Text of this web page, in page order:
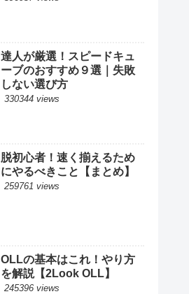
達人が厳選！スピードキュ
ーブのおすすめ９選｜失敗
しない選び方
330344 views
脱初心者！速く揃えるため
にやるべきこと【まとめ】
259761 views
OLLの基本はこれ！やり方
を解説【2Look OLL】
245396 views